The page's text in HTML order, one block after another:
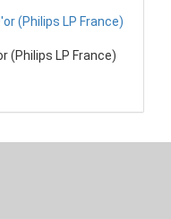
(Philips LP France)